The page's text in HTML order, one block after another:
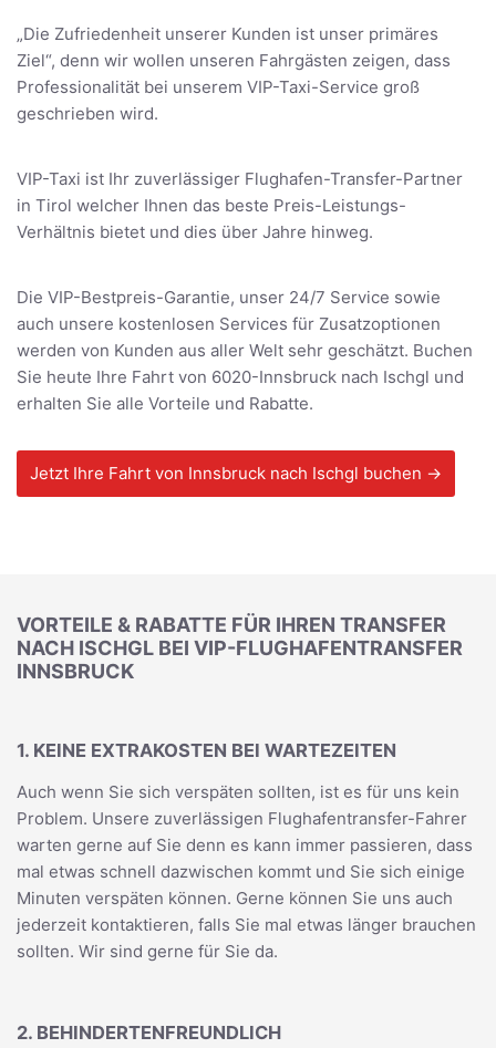
„Die Zufriedenheit unserer Kunden ist unser primäres
Ziel“, denn wir wollen unseren Fahrgästen zeigen, dass
Professionalität bei unserem VIP-Taxi-Service groß
geschrieben wird.
VIP-Taxi ist Ihr zuverlässiger Flughafen-Transfer-Partner
in Tirol welcher Ihnen das beste Preis-Leistungs-
Verhältnis bietet und dies über Jahre hinweg.
Die VIP-Bestpreis-Garantie, unser 24/7 Service sowie
auch unsere kostenlosen Services für Zusatzoptionen
werden von Kunden aus aller Welt sehr geschätzt. Buchen
Sie heute Ihre Fahrt von 6020-Innsbruck nach Ischgl und
erhalten Sie alle Vorteile und Rabatte.
Jetzt Ihre Fahrt von Innsbruck nach Ischgl buchen →
VORTEILE & RABATTE FÜR IHREN TRANSFER
NACH ISCHGL BEI VIP-FLUGHAFENTRANSFER
INNSBRUCK
1. KEINE EXTRAKOSTEN BEI WARTEZEITEN
Auch wenn Sie sich verspäten sollten, ist es für uns kein
Problem. Unsere zuverlässigen Flughafentransfer-Fahrer
warten gerne auf Sie denn es kann immer passieren, dass
mal etwas schnell dazwischen kommt und Sie sich einige
Minuten verspäten können. Gerne können Sie uns auch
jederzeit kontaktieren, falls Sie mal etwas länger brauchen
sollten. Wir sind gerne für Sie da.
2. BEHINDERTENFREUNDLICH